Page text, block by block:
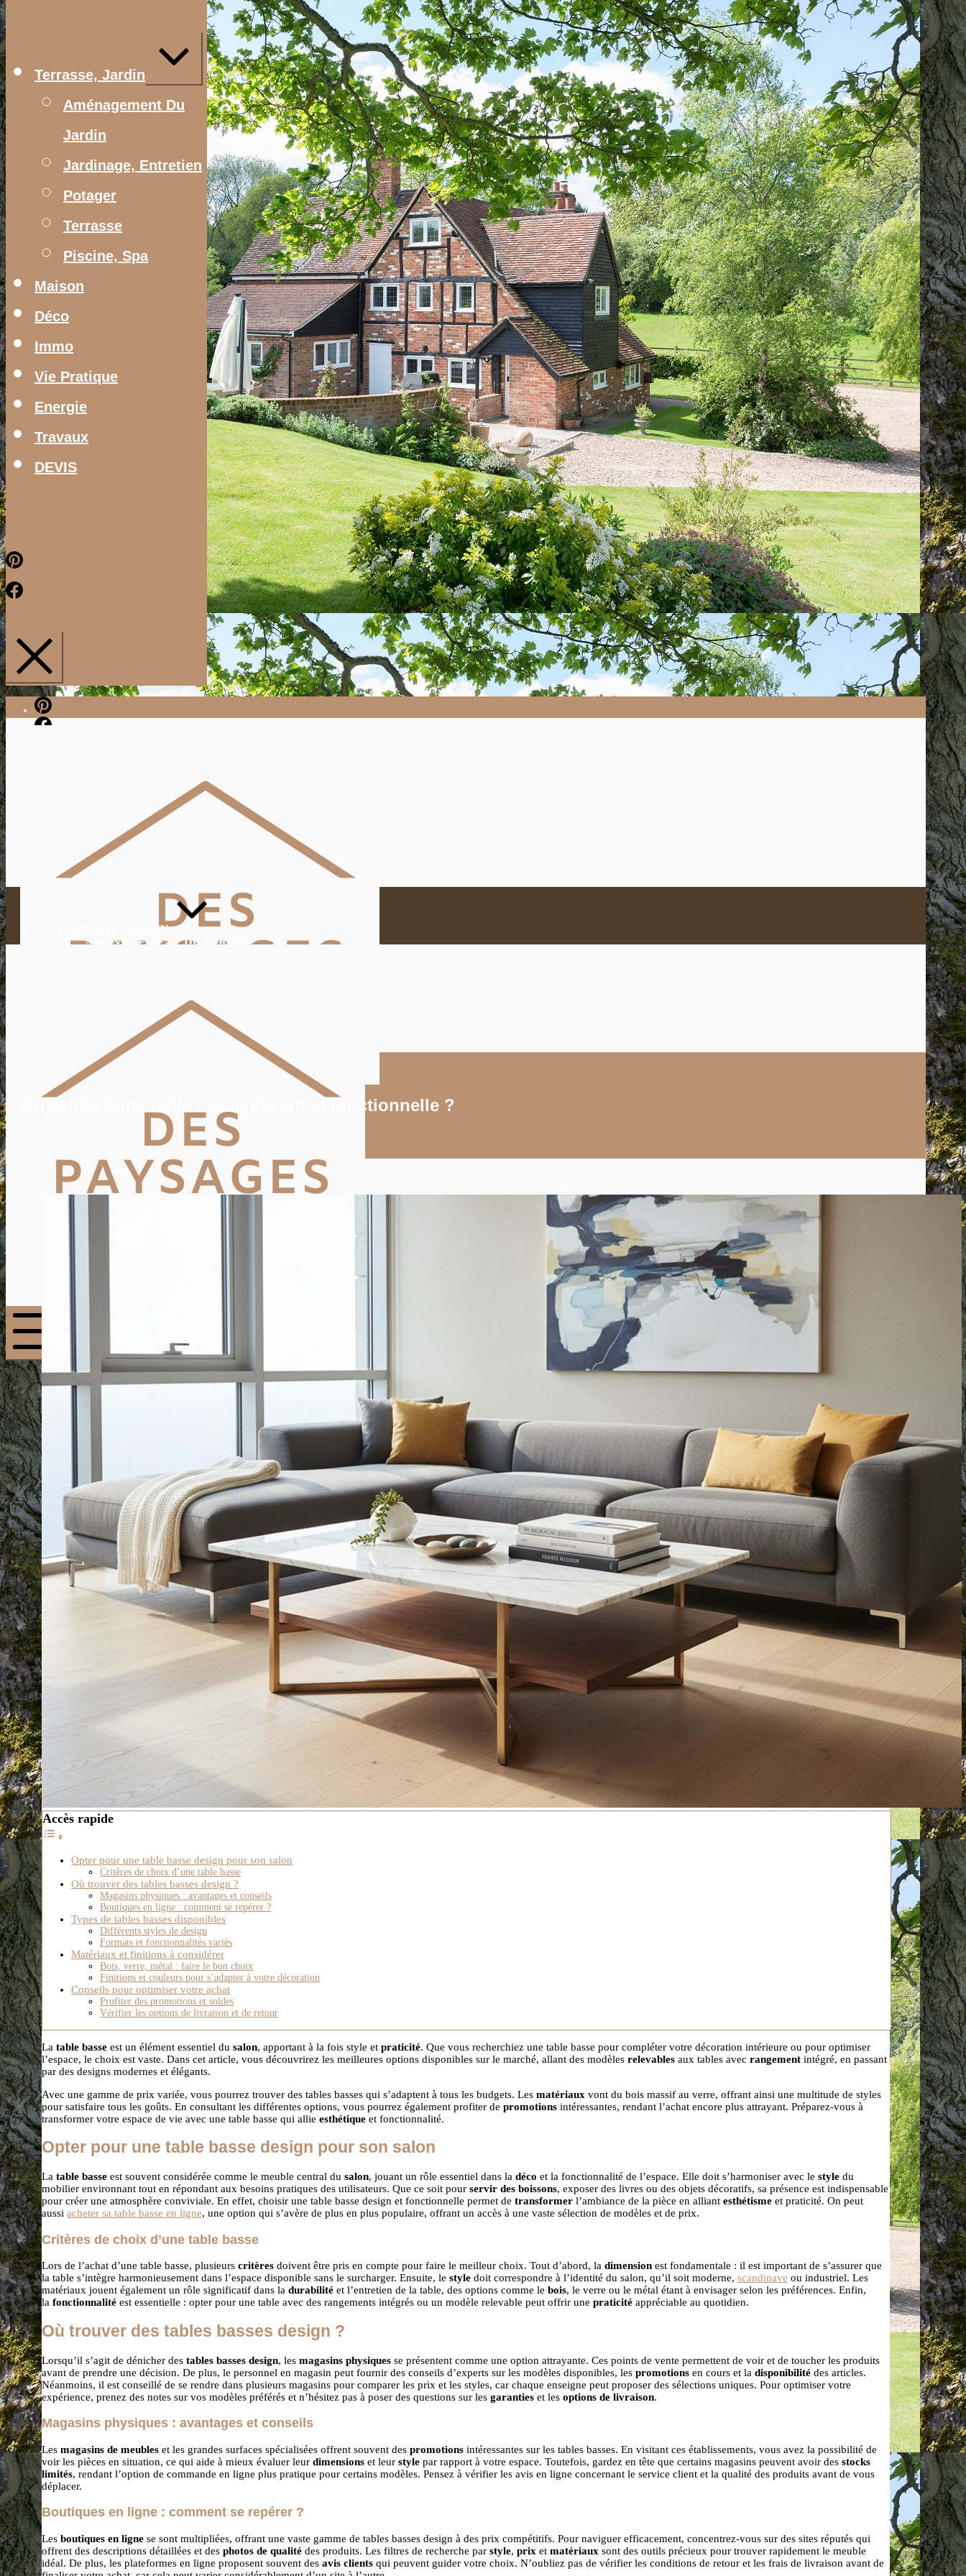
au
contenu
Terrasse, Jardin
Agrandir/réduire
Aménagement Du
Jardin
Jardinage, Entretien
Potager
Terrasse
Piscine, Spa
Maison
Déco
Immo
Vie Pratique
Energie
Travaux
DEVIS
Pinterest
Facebook
Pinterest
Facebook
TERRASSE, JARDIN
AMÉNAGEMENT DU JARDIN
VIE PRATIQUE
ENERGIE
TRAVAUX
DEVIS
Rechercher
Rechercher :
Menu
mobile
Où acheter une table basse design et fonctionnelle ?
Accès rapide
Opter pour une table basse design pour son salon
Critères de choix d’une table basse
Où trouver des tables basses design ?
Magasins physiques : avantages et conseils
Boutiques en ligne : comment se repérer ?
Types de tables basses disponibles
Différents styles de design
Formats et fonctionnalités variés
Matériaux et finitions à considérer
Bois, verre, métal : faire le bon choix
Finitions et couleurs pour s’adapter à votre décoration
Conseils pour optimiser votre achat
Profiter des promotions et soldes
Vérifier les options de livraison et de retour
La table basse est un élément essentiel du salon, apportant à la fois style et praticité. Que vous recherchiez une table basse pour compléter votre décoration intérieure ou pour optimiser
l’espace, le choix est vaste. Dans cet article, vous découvrirez les meilleures options disponibles sur le marché, allant des modèles relevables aux tables avec rangement intégré, en passant
par des designs modernes et élégants.
Avec une gamme de prix variée, vous pourrez trouver des tables basses qui s’adaptent à tous les budgets. Les matériaux vont du bois massif au verre, offrant ainsi une multitude de styles
pour satisfaire tous les goûts. En consultant les différentes options, vous pourrez également profiter de promotions intéressantes, rendant l’achat encore plus attrayant. Préparez-vous à
transformer votre espace de vie avec une table basse qui allie esthétique et fonctionnalité.
Opter pour une table basse design pour son salon
La table basse est souvent considérée comme le meuble central du salon, jouant un rôle essentiel dans la déco et la fonctionnalité de l’espace. Elle doit s’harmoniser avec le style du
mobilier environnant tout en répondant aux besoins pratiques des utilisateurs. Que ce soit pour servir des boissons, exposer des livres ou des objets décoratifs, sa présence est indispensable
pour créer une atmosphère conviviale. En effet, choisir une table basse design et fonctionnelle permet de transformer l’ambiance de la pièce en alliant esthétisme et praticité. On peut
aussi acheter sa table basse en ligne, une option qui s’avère de plus en plus populaire, offrant un accès à une vaste sélection de modèles et de prix.
Critères de choix d’une table basse
Lors de l’achat d’une table basse, plusieurs critères doivent être pris en compte pour faire le meilleur choix. Tout d’abord, la dimension est fondamentale : il est important de s’assurer que
la table s’intègre harmonieusement dans l’espace disponible sans le surcharger. Ensuite, le style doit correspondre à l’identité du salon, qu’il soit moderne, scandinave ou industriel. Les
matériaux jouent également un rôle significatif dans la durabilité et l’entretien de la table, des options comme le bois, le verre ou le métal étant à envisager selon les préférences. Enfin,
la fonctionnalité est essentielle : opter pour une table avec des rangements intégrés ou un modèle relevable peut offrir une praticité appréciable au quotidien.
Où trouver des tables basses design ?
Lorsqu’il s’agit de dénicher des tables basses design, les magasins physiques se présentent comme une option attrayante. Ces points de vente permettent de voir et de toucher les produits
avant de prendre une décision. De plus, le personnel en magasin peut fournir des conseils d’experts sur les modèles disponibles, les promotions en cours et la disponibilité des articles.
Néanmoins, il est conseillé de se rendre dans plusieurs magasins pour comparer les prix et les styles, car chaque enseigne peut proposer des sélections uniques. Pour optimiser votre
expérience, prenez des notes sur vos modèles préférés et n’hésitez pas à poser des questions sur les garanties et les options de livraison.
Magasins physiques : avantages et conseils
Les magasins de meubles et les grandes surfaces spécialisées offrent souvent des promotions intéressantes sur les tables basses. En visitant ces établissements, vous avez la possibilité de
voir les pièces en situation, ce qui aide à mieux évaluer leur dimensions et leur style par rapport à votre espace. Toutefois, gardez en tête que certains magasins peuvent avoir des stocks
limités, rendant l’option de commande en ligne plus pratique pour certains modèles. Pensez à vérifier les avis en ligne concernant le service client et la qualité des produits avant de vous
déplacer.
Boutiques en ligne : comment se repérer ?
Les boutiques en ligne se sont multipliées, offrant une vaste gamme de tables basses design à des prix compétitifs. Pour naviguer efficacement, concentrez-vous sur des sites réputés qui
offrent des descriptions détaillées et des photos de qualité des produits. Les filtres de recherche par style, prix et matériaux sont des outils précieux pour trouver rapidement le meuble
idéal. De plus, les plateformes en ligne proposent souvent des avis clients qui peuvent guider votre choix. N’oubliez pas de vérifier les conditions de retour et les frais de livraison avant de